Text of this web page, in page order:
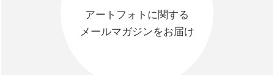
アートフォトに関する
メールマガジンをお届け